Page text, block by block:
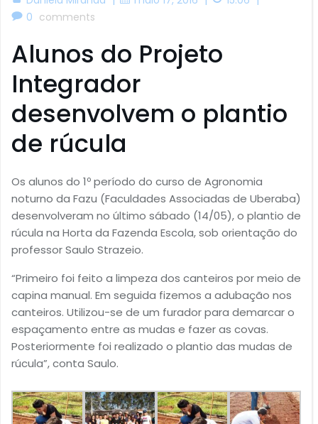
0 comments
Alunos do Projeto
Integrador
desenvolvem o plantio
de rúcula
Os alunos do 1º período do curso de Agronomia
noturno da Fazu (Faculdades Associadas de Uberaba)
desenvolveram no último sábado (14/05), o plantio de
rúcula na Horta da Fazenda Escola, sob orientação do
professor Saulo Strazeio.
“Primeiro foi feito a limpeza dos canteiros por meio de
capina manual. Em seguida fizemos a adubação nos
canteiros. Utilizou-se de um furador para demarcar o
espaçamento entre as mudas e fazer as covas.
Posteriormente foi realizado o plantio das mudas de
rúcula”, conta Saulo.